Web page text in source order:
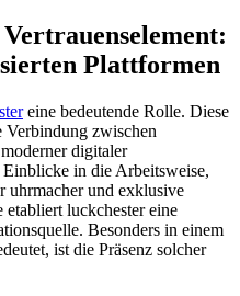
Plattformen
eine bedeutende Rolle. Diese
Verbindung zwischen
digitaler
in die Arbeitsweise,
uhrmacher und exklusive
luckchester eine
Besonders in einem
ist die Präsenz solcher